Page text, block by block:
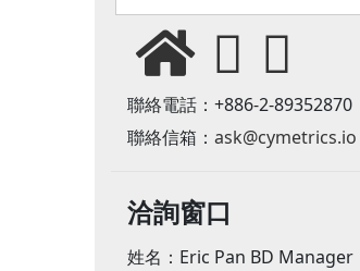
聯絡電話：+886-2-89352870
聯絡信箱： ask@cymetrics.io
洽詢窗口
姓名：Eric Pan BD Manager